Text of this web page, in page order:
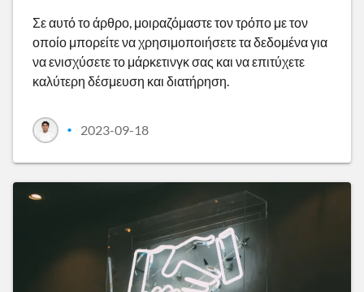
Σε αυτό το άρθρο, μοιραζόμαστε τον τρόπο με τον
οποίο μπορείτε να χρησιμοποιήσετε τα δεδομένα για
να ενισχύσετε το μάρκετινγκ σας και να επιτύχετε
καλύτερη δέσμευση και διατήρηση.
• 2023-09-18